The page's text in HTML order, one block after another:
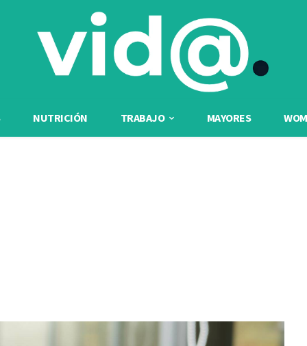
NUTRICIÓN TRABAJO MAYORES